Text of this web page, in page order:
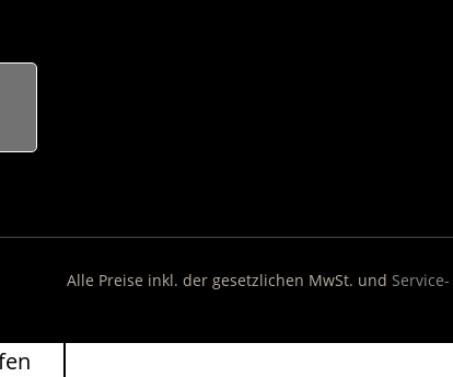
Alle Preise inkl. der gesetzlichen MwSt. und